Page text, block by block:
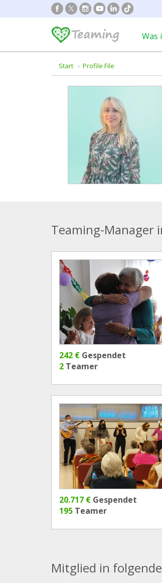
Was
Start Profile File
Teaming-Manager
242 € Gespendet
2 Teamer
20.717 € Gespendet
195 Teamer
Mitglied in